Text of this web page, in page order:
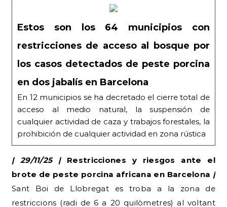
Estos son los 64 municipios con
restricciones de acceso al bosque por
los casos detectados de peste porcina
en dos jabalís en Barcelona
En 12 municipios se ha decretado el cierre total de
acceso al medio natural, la suspensión de
cualquier actividad de caza y trabajos forestales, la
prohibición de cualquier actividad en zona rústica
| 29/11/25 | Restricciones y riesgos ante el
brote de peste porcina africana en Barcelona |
Sant Boi de Llobregat es troba a la zona de
restriccions (radi de 6 a 20 quilòmetres) al voltant